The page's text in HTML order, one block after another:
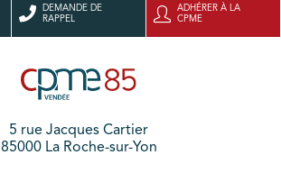
DEMANDE DE
RAPPEL
ADHÉRER À LA
CPME
5 rue Jacques Cartier
85000 La Roche-sur-Yon